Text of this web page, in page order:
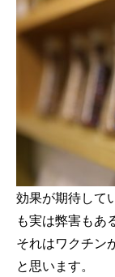
効果が期待して
も実は弊害もあ
それはワクチン
と思います。